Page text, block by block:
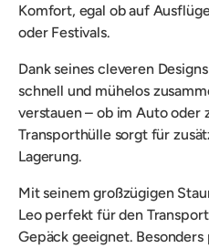
Komfort, egal ob auf
oder Festivals.
Dank seines cleveren
schnell und mühelos
verstauen – ob im Auto oder
Transporthülle sorgt für
Lagerung.
Mit seinem großzügigen
Leo perfekt für den
Gepäck geeignet.